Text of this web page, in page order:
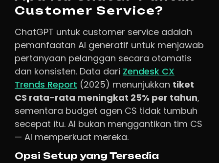
Customer Service?
ChatGPT untuk customer service adalah
pemanfaatan AI generatif untuk menjawab
pertanyaan pelanggan secara otomatis
dan konsisten. Data dari Zendesk CX
Trends Report (2025) menunjukkan tiket
CS rata-rata meningkat 25% per tahun,
sementara budget agen CS tidak tumbuh
secepat itu. AI bukan menggantikan tim CS
— AI memperkuat mereka.
Opsi Setup yang Tersedia